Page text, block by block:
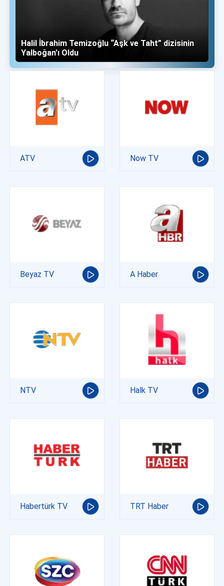
Halil İbrahim Temizoğlu “Aşk ve Taht” dizisinin
Yalboğan'ı Oldu
ATV Now TV
Beyaz TV A Haber
NTV Halk TV
Habertürk TV TRT Haber